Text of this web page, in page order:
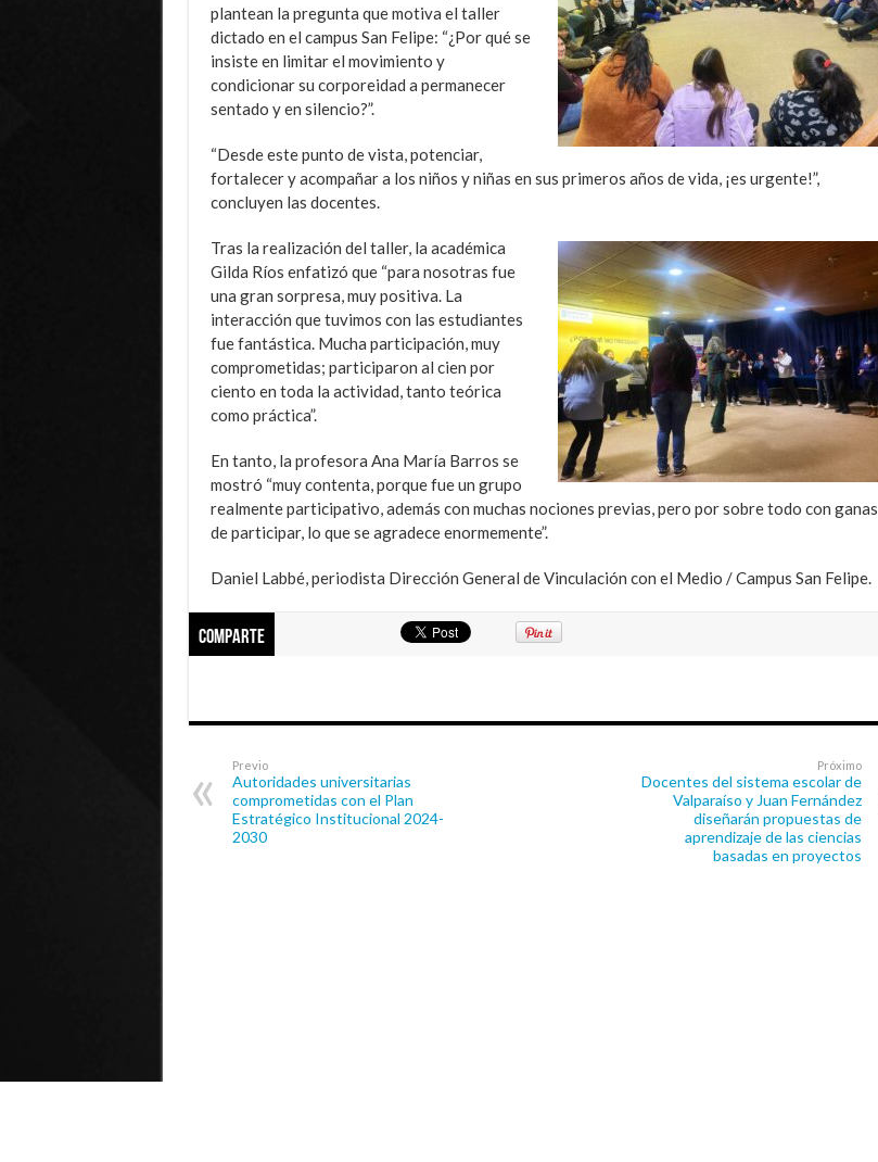
plantean la pregunta que motiva el taller
dictado en el campus San Felipe: “¿Por qué se
insiste en limitar el movimiento y
condicionar su corporeidad a permanecer
sentado y en silencio?”.
“Desde este punto de vista, potenciar,
fortalecer y acompañar a los niños y niñas en sus primeros años de vida, ¡es urgente!”,
concluyen las docentes.
Tras la realización del taller, la académica
Gilda Ríos enfatizó que “para nosotras fue
una gran sorpresa, muy positiva. La
interacción que tuvimos con las estudiantes
fue fantástica. Mucha participación, muy
comprometidas; participaron al cien por
ciento en toda la actividad, tanto teórica
como práctica”.
En tanto, la profesora Ana María Barros se
mostró “muy contenta, porque fue un grupo
realmente participativo, además con muchas nociones previas, pero por sobre todo con ganas
de participar, lo que se agradece enormemente”.
Daniel Labbé, periodista Dirección General de Vinculación con el Medio / Campus San Felipe.
Comparte
Previo
Autoridades universitarias
comprometidas con el Plan
Estratégico Institucional 2024-
2030
Próximo
Docentes del sistema escolar de
Valparaíso y Juan Fernández
diseñarán propuestas de
aprendizaje de las ciencias
basadas en proyectos